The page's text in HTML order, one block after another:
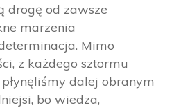
drogę od zawsze
marzenia
Mimo
z każdego sztormu
dalej obranym
bo wiedza,